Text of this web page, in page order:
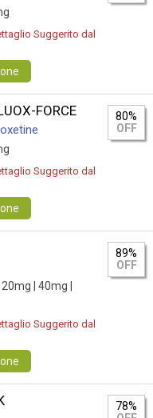
Suggerito dal
FORCE
80%
OFF
Suggerito dal
20mg |
40mg |
89%
OFF
Suggerito dal
78%